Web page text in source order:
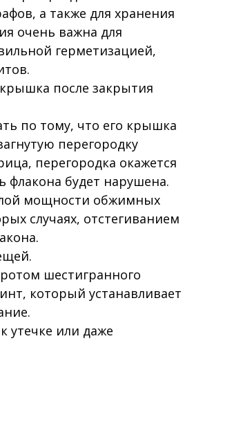
а также для хранения
очень важна для
герметизацией,
после закрытия
по тому, что его крышка
перегородку
перегородка окажется
будет нарушена.
мощности обжимных
случаях, отстегиванием
шестигранного
который устанавливает
утечке или даже